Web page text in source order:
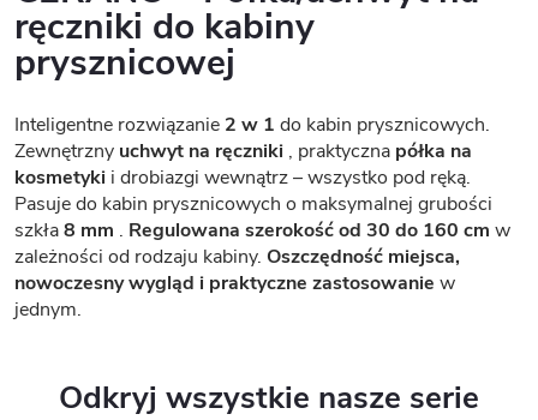
ręczniki do kabiny
prysznicowej
Inteligentne rozwiązanie 2 w 1 do kabin prysznicowych.
Zewnętrzny uchwyt na ręczniki , praktyczna półka na
kosmetyki i drobiazgi wewnątrz – wszystko pod ręką.
Pasuje do kabin prysznicowych o maksymalnej grubości
szkła8 mm . Regulowana szerokość od 30 do 160 cm w
zależności od rodzaju kabiny. Oszczędność miejsca,
nowoczesny wygląd i praktyczne zastosowanie w
jednym.
Odkryj wszystkie nasze serie